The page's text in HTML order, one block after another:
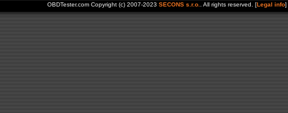
OBDTester.com Copyright (c) 2007-2023 SECONS s.r.o. . All rights reserved. [Legal info]